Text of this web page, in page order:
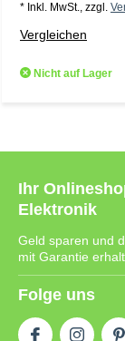
* Inkl. MwSt., zzgl.
Vergleichen
Nicht auf Lager
Ihr
Elektronik
Geld sparen und
mit Garantie
Folge uns